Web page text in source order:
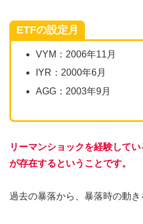
ETFの設定月
VYM：2006年11月
IYR：2000年6月
AGG：2003年9月
リーマンショックを経験して
が存在するということです。
過去の暴落から、暴落時の動き